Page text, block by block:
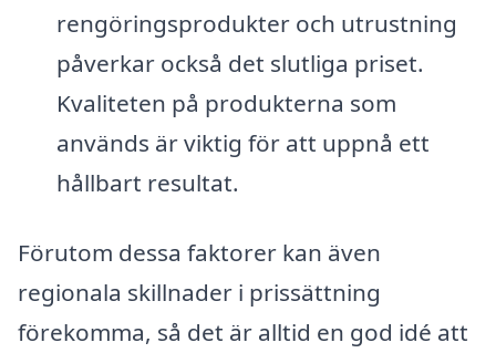
rengöringsprodukter och utrustning
påverkar också det slutliga priset.
Kvaliteten på produkterna som
används är viktig för att uppnå ett
hållbart resultat.
Förutom dessa faktorer kan även
regionala skillnader i prissättning
förekomma, så det är alltid en god idé att